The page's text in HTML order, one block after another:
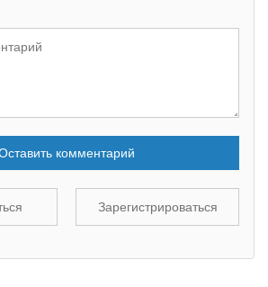
комментарий
Зарегистрироваться